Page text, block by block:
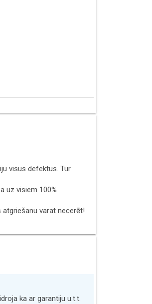
visus defektus. Tur
uz visiem 100%
varat necerēt!
ka ar garantiju u.t.t.